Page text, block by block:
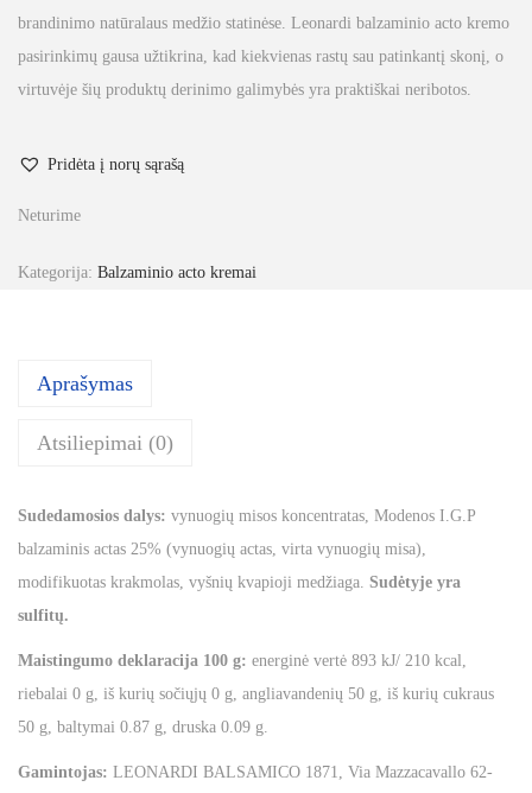
brandinimo natūralaus medžio statinėse. Leonardi balzaminio acto kremo
pasirinkimų gausa užtikrina, kad kiekvienas rastų sau patinkantį skonį, o
virtuvėje šių produktų derinimo galimybės yra praktiškai neribotos.
Pridėta į norų sąrašą
Neturime
Kategorija: Balzaminio acto kremai
Aprašymas
Atsiliepimai (0)
Sudedamosios dalys: vynuogių misos koncentratas, Modenos I.G.P
balzaminis actas 25% (vynuogių actas, virta vynuogių misa),
modifikuotas krakmolas, vyšnių kvapioji medžiaga. Sudėtyje yra
sulfitų.
Maistingumo deklaracija 100 g: energinė vertė 893 kJ/ 210 kcal,
riebalai 0 g, iš kurių sočiųjų 0 g, angliavandenių 50 g, iš kurių cukraus
50 g, baltymai 0.87 g, druska 0.09 g.
Gamintojas: LEONARDI BALSAMICO 1871, Via Mazzacavallo 62-